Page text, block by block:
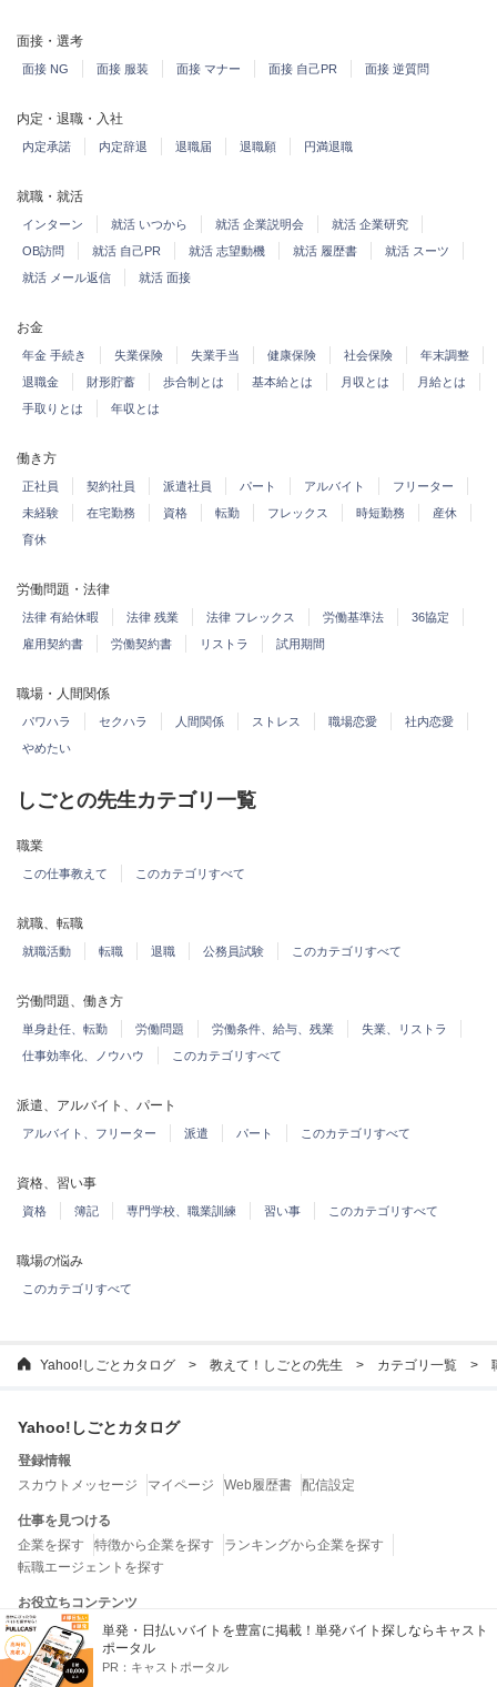
面接・選考
面接 NG 面接 服装 面接 マナー 面接 自己PR 面接 逆質問
内定・退職・入社
内定承諾 内定辞退 退職届 退職願 円満退職
就職・就活
インターン 就活 いつから 就活 企業説明会
就活 企業研究
OB訪問
就活 自己PR 就活 志望動機 就活 履歴書
就活 スーツ
就活 メール返信
就活 面接
お金
年金 手続き 失業保険 失業手当 健康保険 社会保険
年末調整
退職金
財形貯蓄 歩合制とは 基本給とは 月収とは
月給とは
手取りとは
年収とは
働き方
正社員 契約社員 派遣社員 パート アルバイト
フリーター
未経験
在宅勤務 資格 転勤 フレックス 時短勤務
産休
育休
労働問題・法律
法律 有給休暇 法律 残業 法律 フレックス 労働基準法
36協定
雇用契約書
労働契約書 リストラ 試用期間
職場・人間関係
パワハラ セクハラ 人間関係 ストレス 職場恋愛
社内恋愛
やめたい
しごとの先生カテゴリ一覧
職業
この仕事教えて このカテゴリすべて
就職、転職
就職活動 転職 退職 公務員試験 このカテゴリすべて
労働問題、働き方
単身赴任、転勤 労働問題 労働条件、給与、残業
失業、リストラ
仕事効率化、ノウハウ
このカテゴリすべて
派遣、アルバイト、パート
アルバイト、フリーター 派遣 パート このカテゴリすべて
資格、習い事
資格 簿記 専門学校、職業訓練 習い事 このカテゴリすべて
職場の悩み
このカテゴリすべて
Yahoo!しごとカタログ 教えて！しごとの先生 カテゴリ一覧
単発・日払いバイトを豊富に掲載！単発バイト探しならキャスト
ポータル
PR： キャストポータル
Yahoo!しごとカタログ
登録情報
スカウトメッセージ
マイページ Web履歴書 配信設定
仕事を見つける
企業を探す
特徴から企業を探す
ランキングから企業を探す
転職エージェントを探す
お役立ちコンテンツ
教えて！しごとの先生
しごとの法律ガイド しごとガイド
しごとワード
特集一覧